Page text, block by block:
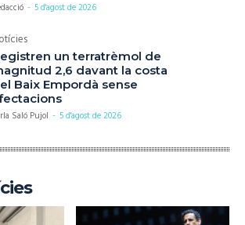
- 5 d'agost de 2026
un terratrèmol de
2,6 davant la costa
Baix Empordà sense
Saló Pujol - 5 d'agost de 2026